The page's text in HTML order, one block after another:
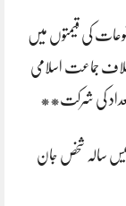
کی قیمتوں میں
جماعت اسلامی
تعداد کی شرکت**
سالہ شخص جان